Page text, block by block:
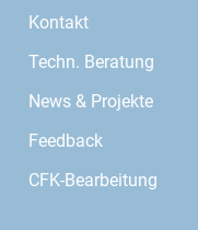
Kontakt
Techn. Beratung
News & Projekte
Feedback
CFK-Bearbeitung